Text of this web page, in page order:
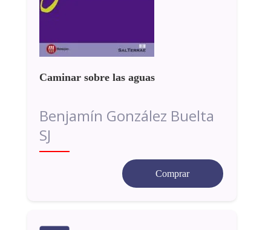
Caminar sobre las aguas
Benjamín González Buelta
SJ
Comprar